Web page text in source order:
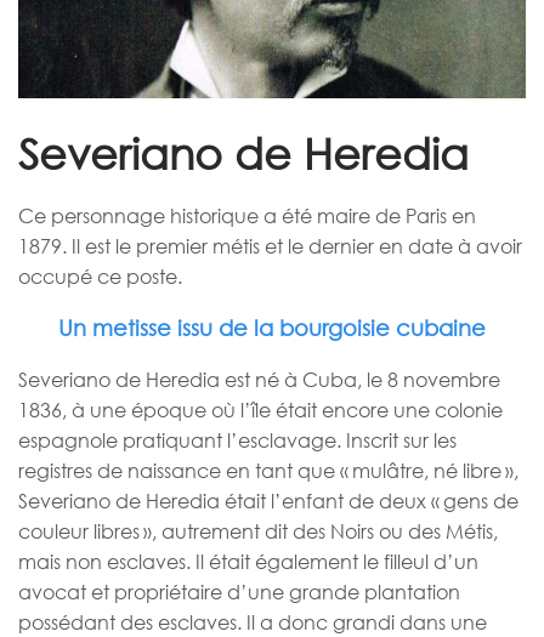
Severiano de Heredia
Ce personnage historique a été maire de Paris en
1879. Il est le premier métis et le dernier en date à avoir
occupé ce poste.
Un metisse issu de la bourgoisie cubaine
Severiano de Heredia est né à Cuba, le 8 novembre
1836, à une époque où l’île était encore une colonie
espagnole pratiquant l’esclavage. Inscrit sur les
registres de naissance en tant que « mulâtre, né libre »,
Severiano de Heredia était l’enfant de deux « gens de
couleur libres », autrement dit des Noirs ou des Métis,
mais non esclaves. Il était également le filleul d’un
avocat et propriétaire d’une grande plantation
possédant des esclaves. Il a donc grandi dans une